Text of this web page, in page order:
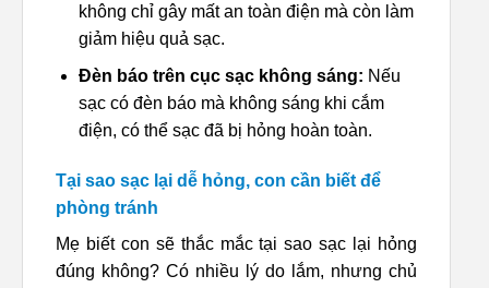
không chỉ gây mất an toàn điện mà còn làm
giảm hiệu quả sạc.
Đèn báo trên cục sạc không sáng: Nếu
sạc có đèn báo mà không sáng khi cắm
điện, có thể sạc đã bị hỏng hoàn toàn.
Tại sao sạc lại dễ hỏng, con cần biết để
phòng tránh
Mẹ biết con sẽ thắc mắc tại sao sạc lại hỏng
đúng không? Có nhiều lý do lắm, nhưng chủ